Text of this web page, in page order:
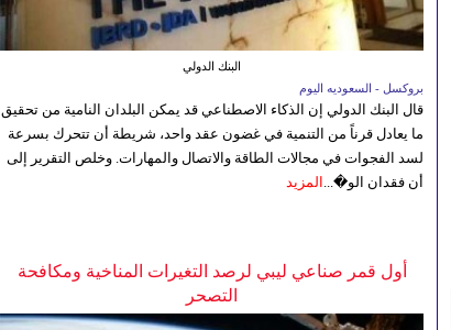
البنك الدولي
بروكسل - السعوديه اليوم
قال البنك الدولي إن الذكاء الاصطناعي قد يمكن البلدان النامية من تحقيق
ما يعادل قرناً من التنمية في غضون عقد واحد، شريطة أن تتحرك بسرعة
لسد الفجوات في مجالات الطاقة والاتصال والمهارات. وخلص التقرير إلى
أن فقدان الو�... المزيد
أول قمر صناعي ليبي لرصد التغيرات المناخية ومكافحة
التصحر